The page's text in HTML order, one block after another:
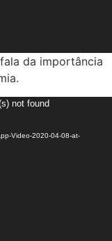
da importância
not found
Video-2020-04-08-at-